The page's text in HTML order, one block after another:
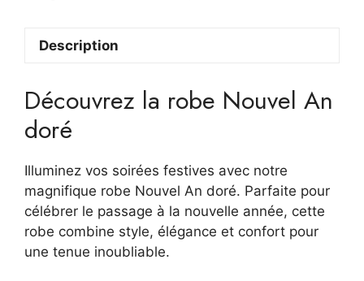
Description
Découvrez la robe Nouvel An
doré
Illuminez vos soirées festives avec notre
magnifique robe Nouvel An doré. Parfaite pour
célébrer le passage à la nouvelle année, cette
robe combine style, élégance et confort pour
une tenue inoubliable.